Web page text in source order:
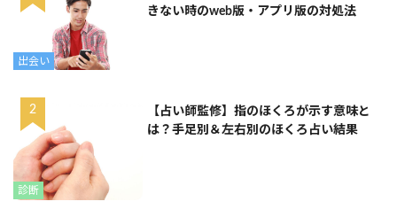
出会い
きない時のweb版・アプリ版の対処法
診断
【占い師監修】指のほくろが示す意味と
は？手足別＆左右別のほくろ占い結果